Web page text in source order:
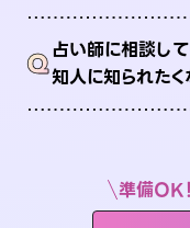
Q占い師に相談し
知人に知られた
準備OK